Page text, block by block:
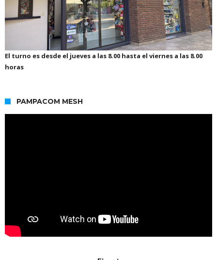
El turno es desde el jueves a las 8.00 hasta el viernes a las 8.00
horas
PAMPACOM MESH